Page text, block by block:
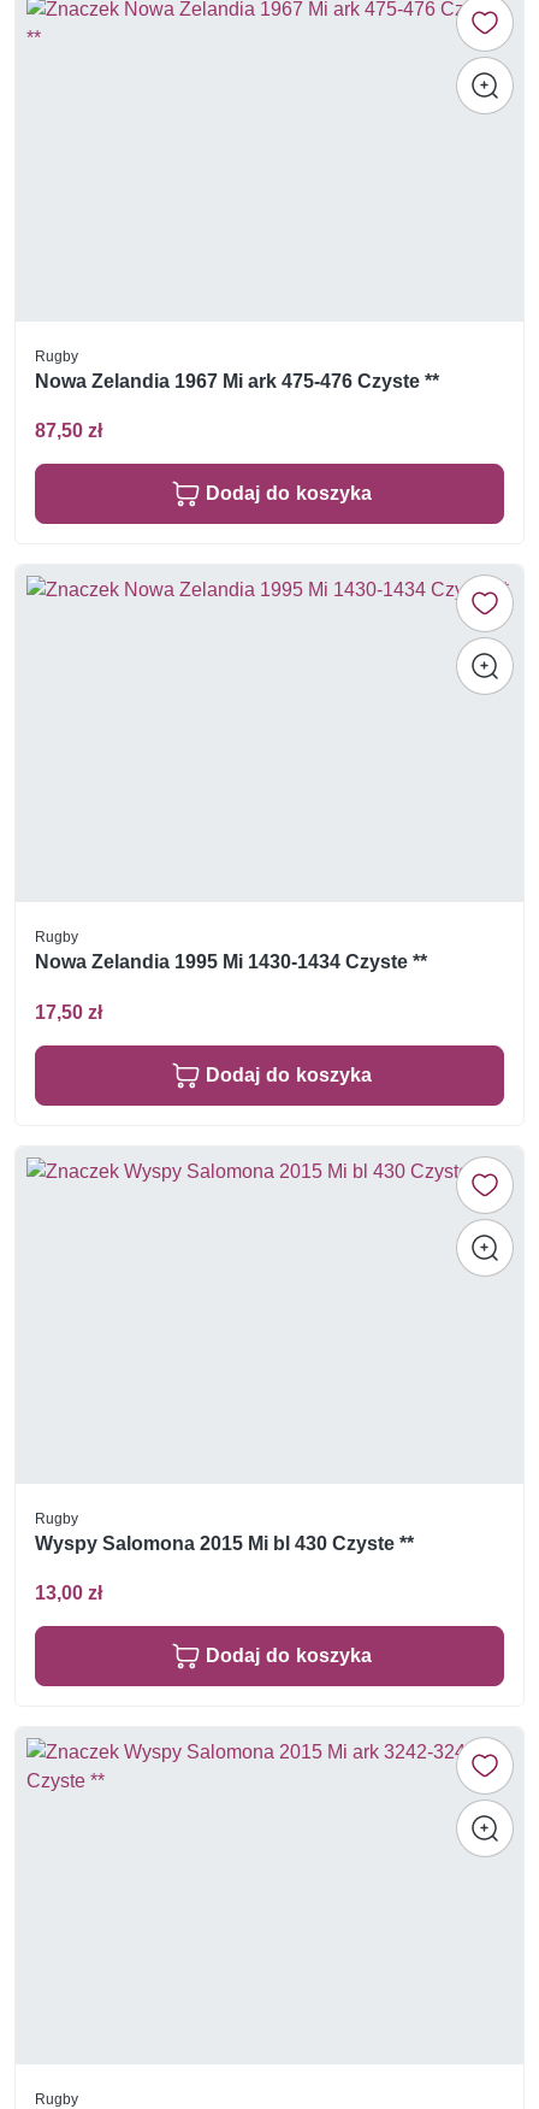
Rugby
Nowa Zelandia 1967 Mi ark 475-476 Czyste **
87,50 zł
Dodaj do koszyka
Rugby
Nowa Zelandia 1995 Mi 1430-1434 Czyste **
17,50 zł
Dodaj do koszyka
Rugby
Wyspy Salomona 2015 Mi bl 430 Czyste **
13,00 zł
Dodaj do koszyka
Rugby